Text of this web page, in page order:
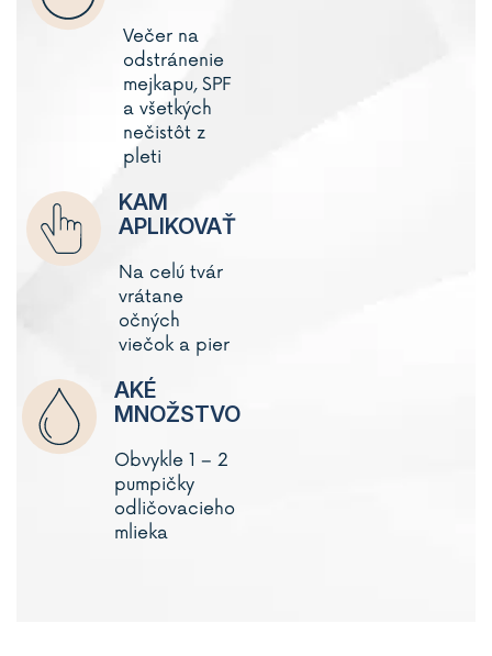
Večer na
odstránenie
mejkapu, SPF
a všetkých
nečistôt z
pleti
KAM
APLIKOVAŤ
Na celú tvár
vrátane
očných
viečok a pier
AKÉ
MNOŽSTVO
Obvykle 1 – 2
pumpičky
odličovacieho
mlieka